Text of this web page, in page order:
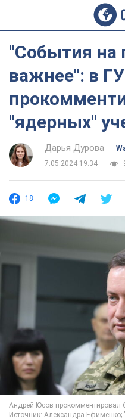
"События на
важнее": в
"ядерных"
Дарья Дурова
7.05.2024 19:34
18